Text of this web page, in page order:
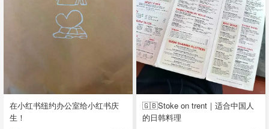
在小红书纽约办公室给小红书庆
生！
🇬🇧Stoke on trent｜适合中国人
的日韩料理